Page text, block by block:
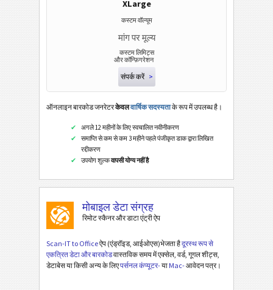
XLarge
कस्टम वॉल्यूम
मांग पर मूल्य
कस्टम लिमिट्स
और कॉन्फ़िगरेशन
संपर्क करें >
ऑनलाइन बारकोड जनरेटरकेवलवार्षिक सदस्यताके रूप में उपलब्ध है।
अगले 12 महीनों के लिए स्वचालित नवीनीकरण
समाप्ति से कम से कम 3 महीने पहले पंजीकृत डाक द्वारा लिखित
रद्दीकरण
उपयोग शुल्कवापसी योग्य नहीं है
मोबाइल डेटा संग्रह
रिमोट स्कैनर और डाटा एंट्री ऐप
Scan-IT to Officeऐप (एंड्रॉइड, आईओएस)भेजता हैदूरस्थ रूप से
एकत्रित डेटा और बारकोडवास्तविक समय में एक्सेल, वर्ड, गूगल शीट्स,
डेटाबेस या किसी अन्य के लिएपर्सनल कंप्यूटर-या Mac-आवेदन पत्र।